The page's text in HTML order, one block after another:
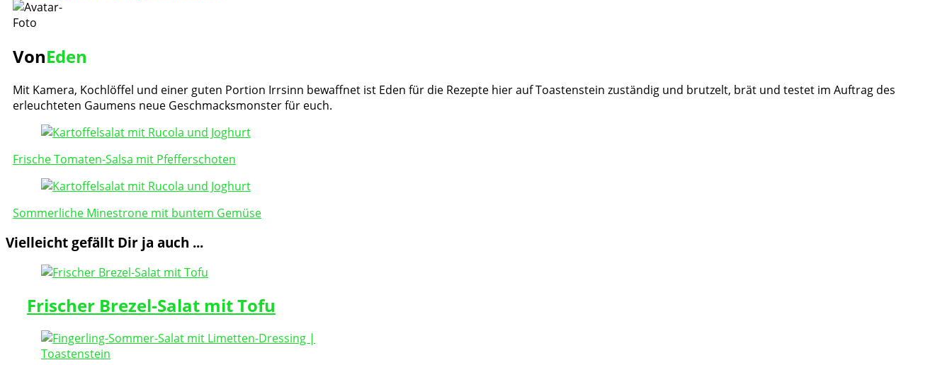
VonEden
Mit Kamera, Kochlöffel und einer guten Portion Irrsinn bewaffnet ist Eden für die Rezepte hier auf Toastenstein zuständig und brutzelt, brät und testet im Auftrag des
erleuchteten Gaumens neue Geschmacksmonster für euch.
Post
Navigation
Frische Tomaten-Salsa mit Pfefferschoten
Sommerliche Minestrone mit buntem Gemüse
Vielleicht gefällt Dir ja auch ...
Frischer Brezel-Salat mit Tofu